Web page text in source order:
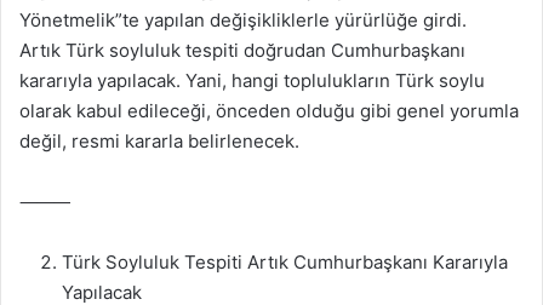
Yönetmelik”te yapılan değişikliklerle yürürlüğe girdi.
Artık Türk soyluluk tespiti doğrudan Cumhurbaşkanı
kararıyla yapılacak. Yani, hangi toplulukların Türk soylu
olarak kabul edileceği, önceden olduğu gibi genel yorumla
değil, resmi kararla belirlenecek.
⸻
Türk Soyluluk Tespiti Artık Cumhurbaşkanı Kararıyla
Yapılacak